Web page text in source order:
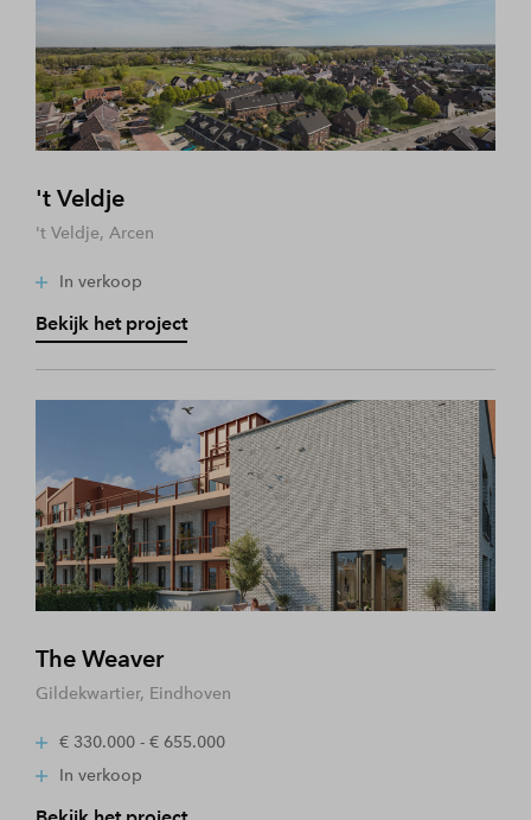
't Veldje
't Veldje, Arcen
In verkoop
Bekijk het project
The Weaver
Gildekwartier, Eindhoven
€ 330.000 - € 655.000
In verkoop